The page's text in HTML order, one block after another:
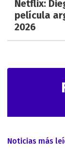
Netflix:
película
2026
Noticias más